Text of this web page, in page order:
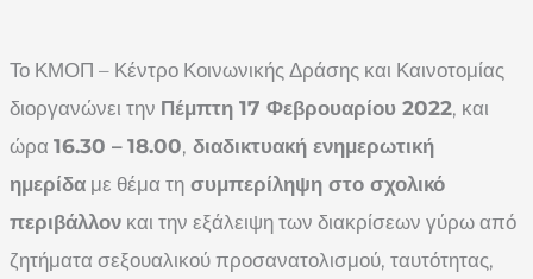
Το ΚΜΟΠ – Κέντρο Κοινωνικής Δράσης και Καινοτομίας
διοργανώνει την Πέμπτη 17 Φεβρουαρίου 2022, και
ώρα 16.30 – 18.00, διαδικτυακή ενημερωτική
ημερίδα με θέμα τη συμπερίληψη στο σχολικό
περιβάλλον και την εξάλειψη των διακρίσεων γύρω από
ζητήματα σεξουαλικού προσανατολισμού, ταυτότητας,